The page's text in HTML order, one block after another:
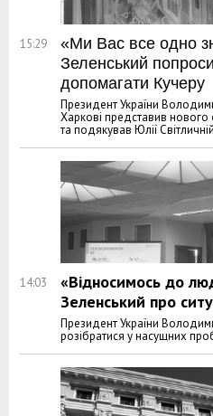
15:29
«Ми Вас все одно
Зеленський
допомагати Кучеру
Президент України
Харкові представив
та подякував Юлії
14:03
«Відносимось до
Зеленський про
Президент України
розібратися у насущних